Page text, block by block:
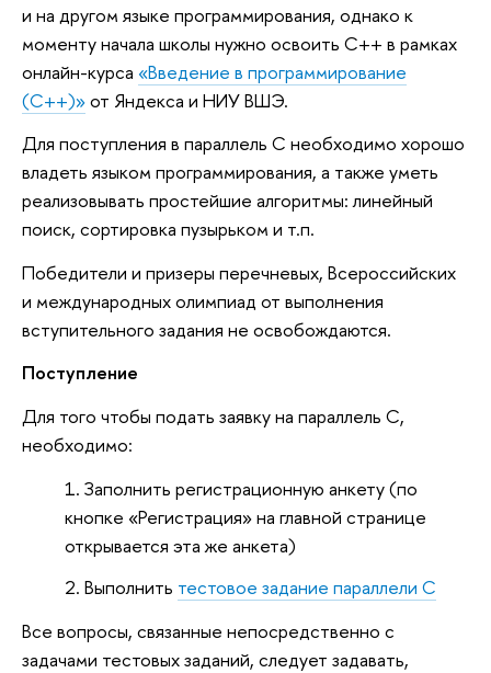
и на другом языке программирования, однако к
моменту начала школы нужно освоить C++ в рамках
онлайн-курса «Введение в программирование
(C++)»от Яндекса и НИУ ВШЭ.
Для поступления в параллель C необходимо хорошо
владеть языком программирования, а также уметь
реализовывать простейшие алгоритмы: линейный
поиск, сортировка пузырьком и т.п.
Победители и призеры перечневых, Всероссийских
и международных олимпиад от выполнения
вступительного задания не освобождаются.
Поступление
Для того чтобы подать заявку на параллель C,
необходимо:
Заполнить регистрационную анкету (по
кнопке «Регистрация» на главной странице
открывается эта же анкета)
Выполнить тестовое задание параллели C
Все вопросы, связанные непосредственно с
задачами тестовых заданий, следует задавать,